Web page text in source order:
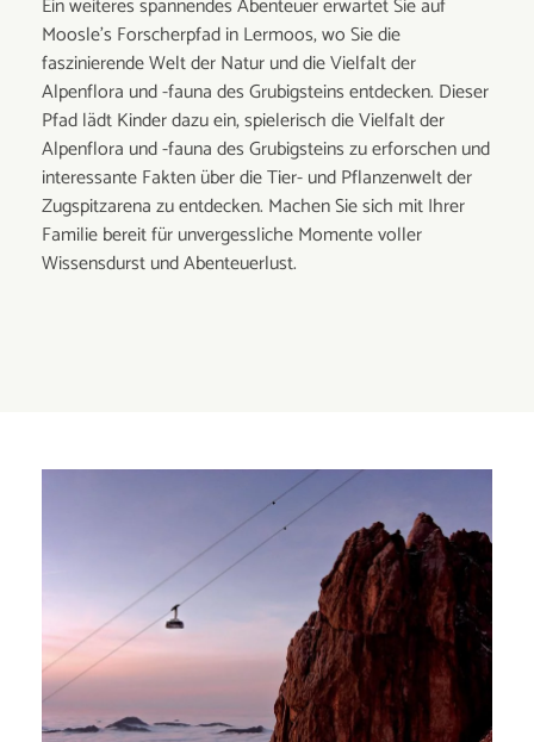
Ein weiteres spannendes Abenteuer erwartet Sie auf
Moosle's Forscherpfad in Lermoos, wo Sie die
faszinierende Welt der Natur und die Vielfalt der
Alpenflora und -fauna des Grubigsteins entdecken. Dieser
Pfad lädt Kinder dazu ein, spielerisch die Vielfalt der
Alpenflora und -fauna des Grubigsteins zu erforschen und
interessante Fakten über die Tier- und Pflanzenwelt der
Zugspitzarena zu entdecken. Machen Sie sich mit Ihrer
Familie bereit für unvergessliche Momente voller
Wissensdurst und Abenteuerlust.